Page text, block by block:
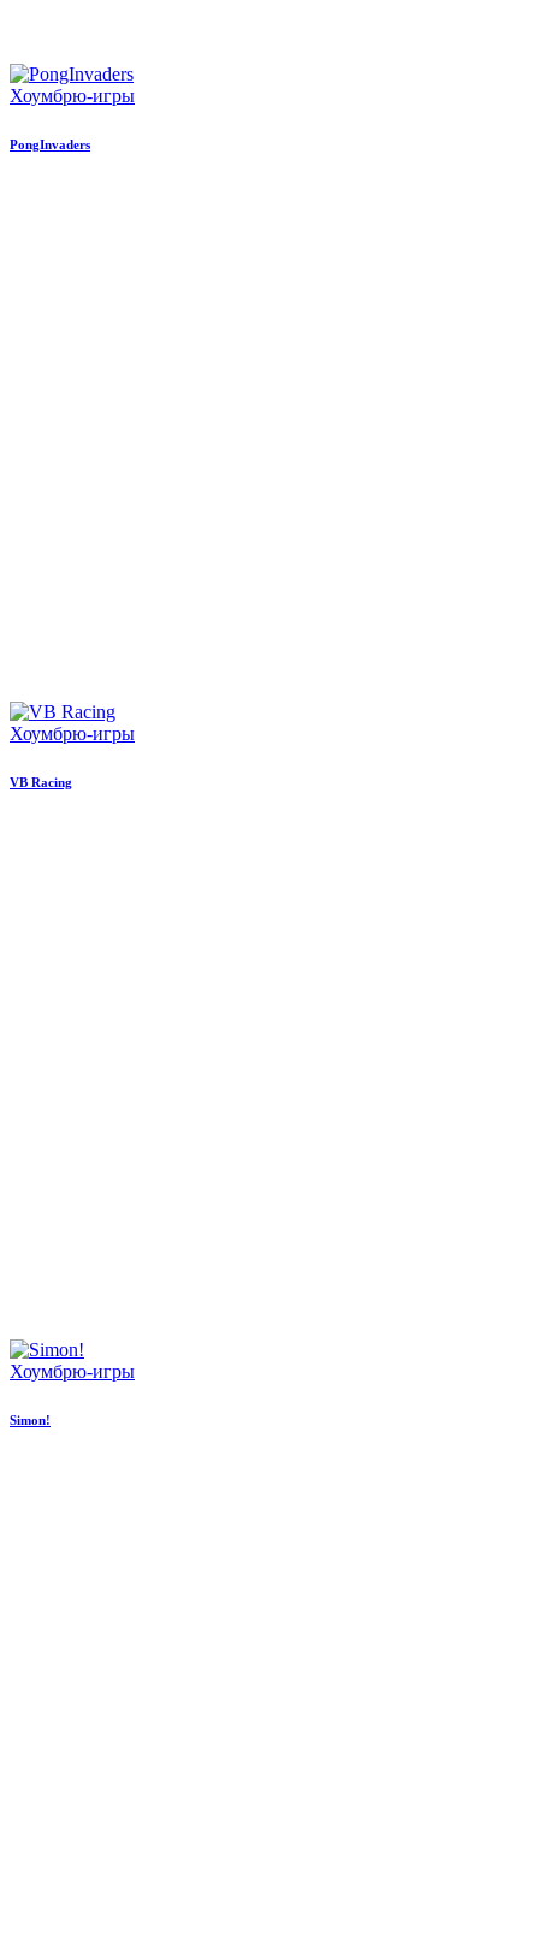
Хоумбрю-игры
PongInvaders
Хоумбрю-игры
VB Racing
Хоумбрю-игры
Simon!